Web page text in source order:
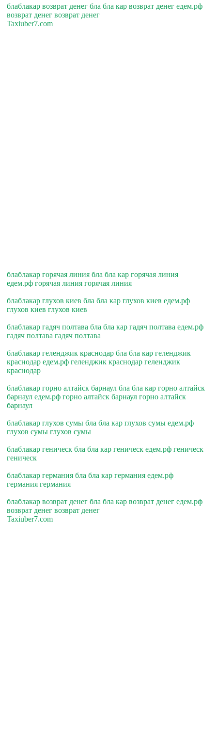
блаблакар возврат денег бла бла кар возврат денег едем.рф
возврат денег возврат денег
Taxiuber7.com
блаблакар горячая линия бла бла кар горячая линия
едем.рф горячая линия горячая линия
блаблакар глухов киев бла бла кар глухов киев едем.рф
глухов киев глухов киев
блаблакар гадяч полтава бла бла кар гадяч полтава едем.рф
гадяч полтава гадяч полтава
блаблакар геленджик краснодар бла бла кар геленджик
краснодар едем.рф геленджик краснодар геленджик
краснодар
блаблакар горно алтайск барнаул бла бла кар горно алтайск
барнаул едем.рф горно алтайск барнаул горно алтайск
барнаул
блаблакар глухов сумы бла бла кар глухов сумы едем.рф
глухов сумы глухов сумы
блаблакар геническ бла бла кар геническ едем.рф геническ
геническ
блаблакар германия бла бла кар германия едем.рф
германия германия
блаблакар возврат денег бла бла кар возврат денег едем.рф
возврат денег возврат денег
Taxiuber7.com